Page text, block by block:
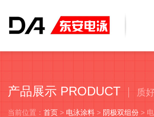
产品展示 PRODUCT 质
当前位置： 首页 > 电泳涂料 > 阴极双组份 >